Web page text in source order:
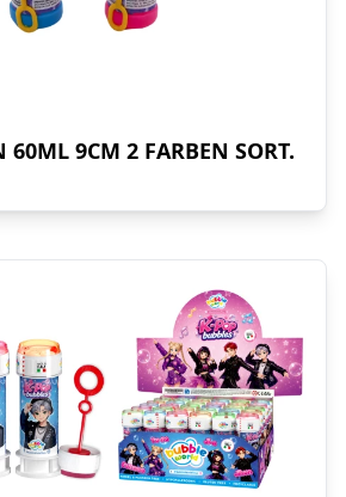
60ML 9CM 2 FARBEN SORT.